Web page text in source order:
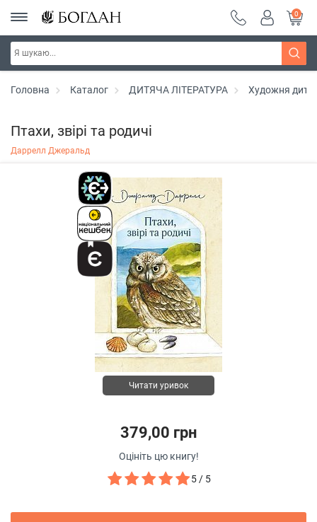
0
Головна Каталог ДИТЯЧА ЛІТЕРАТУРА Художня
Птахи, звірі та родичі
Даррелл Джеральд
Читати уривок
379,00 грн
Оцініть цю книгу!
5 / 5